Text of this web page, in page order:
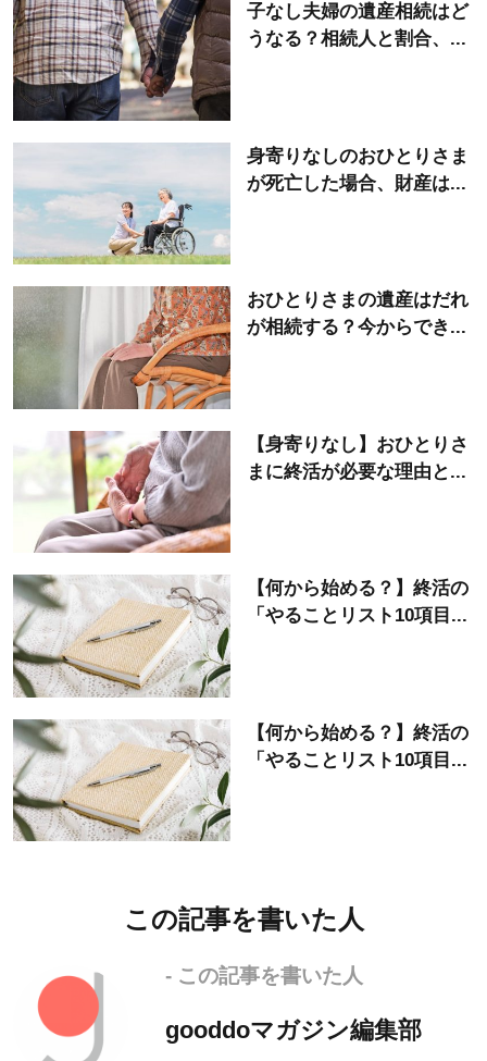
子なし夫婦の遺産相続はど
うなる？相続人と割合、...
身寄りなしのおひとりさま
が死亡した場合、財産は...
おひとりさまの遺産はだれ
が相続する？今からでき...
【身寄りなし】おひとりさ
まに終活が必要な理由と...
【何から始める？】終活の
「やることリスト10項目...
【何から始める？】終活の
「やることリスト10項目...
この記事を書いた人
- この記事を書いた人
gooddoマガジン編集部